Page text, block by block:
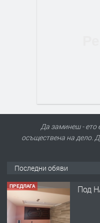
Да заминеш - ето
осъществена на дело.
Последни обяви
ПРЕДЛАГА
Нов